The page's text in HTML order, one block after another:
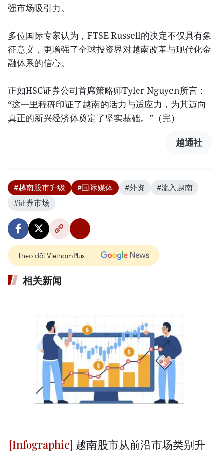
强市场吸引力。
多位国际专家认为，FTSE Russell的决定不仅具有象
征意义，更增强了全球投资界对越南改革与现代化金
融体系的信心。
正如HSC证券公司首席策略师Tyler Nguyen所言：
“这一里程碑印证了越南的活力与适应力，为其迈向
真正的新兴经济体奠定了坚实基础。”（完）
越通社
#越南股市升级 #国际媒体 #外资
#流入越南
#证券市场
Theo dõi VietnamPlus
相关新闻
越南股市从前沿市场类别升